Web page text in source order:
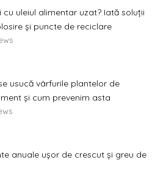
cu uleiul alimentar uzat? Iată soluții
și puncte de reciclare
usucă vârfurile plantelor de
și cum prevenim asta
anuale ușor de crescut și greu de